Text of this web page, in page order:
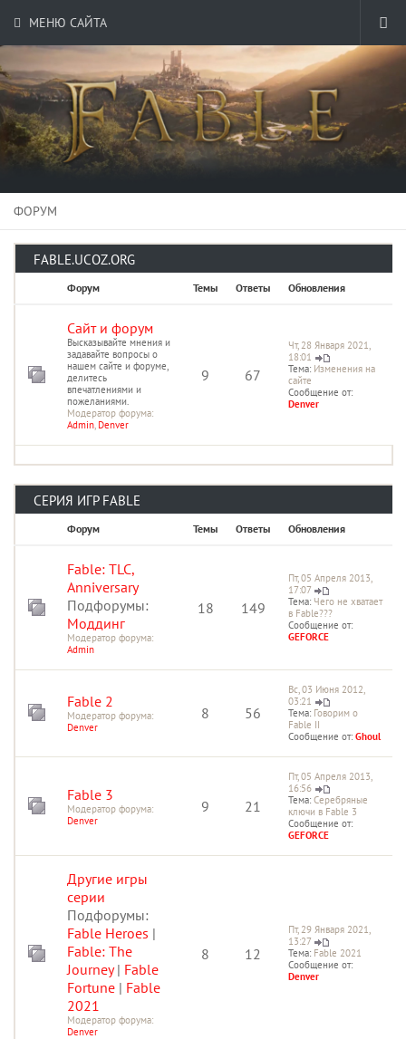
МЕНЮ САЙТА
ФОРУМ
FABLE.UCOZ.ORG
Форум Темы Ответы Обновления
Сайт и форум
Высказывайте мнения и
задавайте вопросы о
нашем сайте и форуме,
делитесь
впечатлениями и
пожеланиями.
Модератор форума:
Admin, Denver
9 67
Чт, 28 Января 2021,
18:01
Тема: Изменения на
сайте
Сообщение от:
Denver
СЕРИЯ ИГР FABLE
Форум Темы Ответы Обновления
Fable: TLC,
Anniversary
Подфорумы:
Моддинг
Модератор форума:
Admin
18 149
Пт, 05 Апреля 2013,
17:07
Тема: Чего не хватает
в Fable???
Сообщение от:
GEFORCE
Fable 2
Модератор форума:
Denver
8 56
Вс, 03 Июня 2012,
03:21
Тема: Говорим о
Fable II
Сообщение от: Ghoul
Fable 3
Модератор форума:
Denver
9 21
Пт, 05 Апреля 2013,
16:56
Тема: Серебряные
ключи в Fable 3
Сообщение от:
GEFORCE
Другие игры
серии
Подфорумы:
Fable Heroes |
Fable: The
Journey| Fable
Fortune | Fable
2021
Модератор форума:
Denver
8 12
Пт, 29 Января 2021,
13:27
Тема: Fable 2021
Сообщение от:
Denver